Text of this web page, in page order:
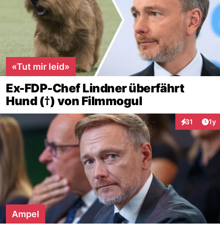
«Tut mir leid»
Ex-FDP-Chef Lindner überfährt
Hund (†) von Filmmogul
31 1y
Ampel